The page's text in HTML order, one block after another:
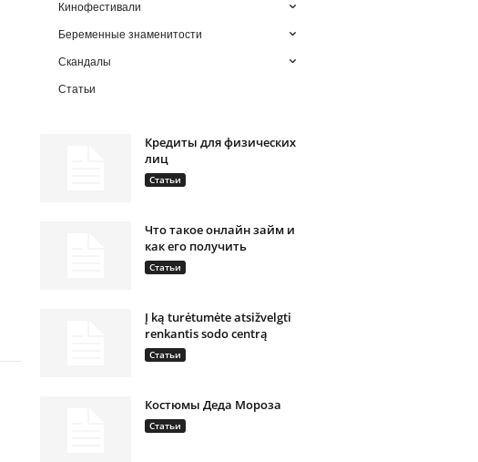
Кинофестивали
Беременные знаменитости
Скандалы
Статьи
Кредиты для физических
лиц
Статьи
Что такое онлайн займ и
как его получить
Статьи
Į ką turėtumėte atsižvelgti
renkantis sodo centrą
Статьи
Костюмы Деда Мороза
Статьи